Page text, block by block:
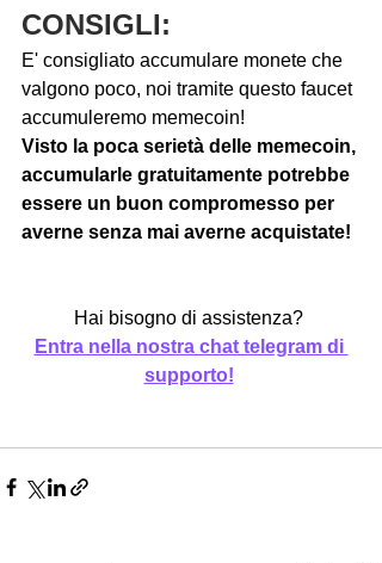
CONSIGLI:
E' consigliato accumulare monete che
valgono poco, noi tramite questo faucet
accumuleremo memecoin!
Visto la poca serietà delle memecoin,
accumularle gratuitamente potrebbe
essere un buon compromesso per
averne senza mai averne acquistate!
Hai bisogno di assistenza?
Entra nella nostra chat telegram di
supporto!